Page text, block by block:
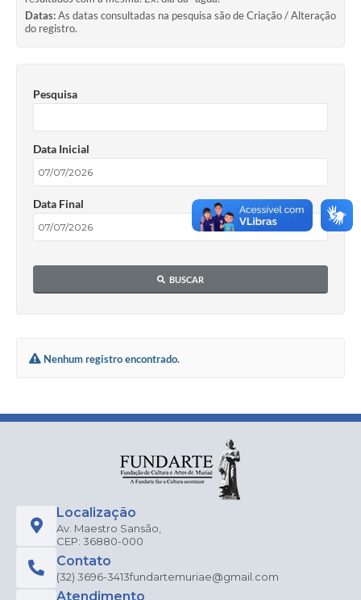
Datas:As datas consultadas na pesquisa são de Criação / Alteração
do registro.
Pesquisa
Data Inicial
Data Final
BUSCAR
Nenhum registro encontrado.
Localização
Av. Maestro Sansão,
CEP: 36880-000
Contato
(32) 3696-3413fundartemuriae@gmail.com
Atendimento